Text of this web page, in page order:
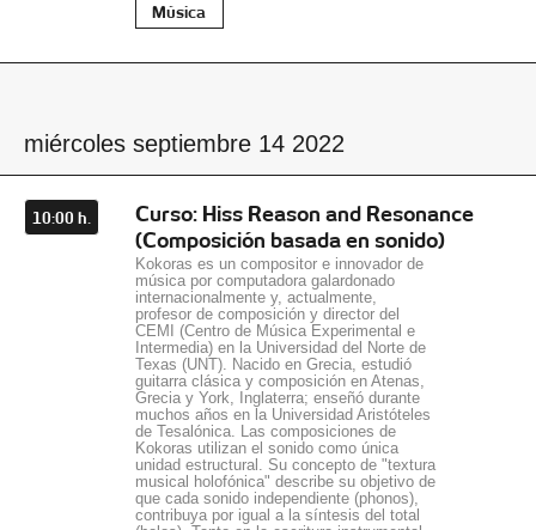
Música
miércoles septiembre 14 2022
10:00 h.
Curso: Hiss Reason and Resonance
(Composición basada en sonido)
Kokoras es un compositor e innovador de
música por computadora galardonado
internacionalmente y, actualmente,
profesor de composición y director del
CEMI (Centro de Música Experimental e
Intermedia) en la Universidad del Norte de
Texas (UNT). Nacido en Grecia, estudió
guitarra clásica y composición en Atenas,
Grecia y York, Inglaterra; enseñó durante
muchos años en la Universidad Aristóteles
de Tesalónica. Las composiciones de
Kokoras utilizan el sonido como única
unidad estructural. Su concepto de "textura
musical holofónica" describe su objetivo de
que cada sonido independiente (phonos),
contribuya por igual a la síntesis del total